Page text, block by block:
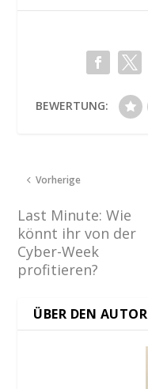
BEWERTUNG:
Vorherige
Last Minute: Wie
könnt ihr von der
Cyber-Week
profitieren?
ÜBER DEN AUTOR